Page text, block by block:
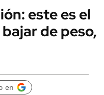
este es el
de peso,
en